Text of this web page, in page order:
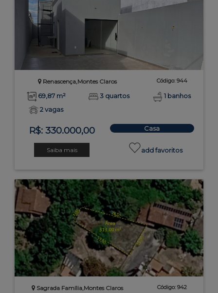
Renascença,Montes Claros Código: 944
69,87 m² 3 quartos
1 banhos
2 vagas
R$: 330.000,00 Casa
Saiba mais add favoritos
Sagrada Família,Montes Claros Código: 942